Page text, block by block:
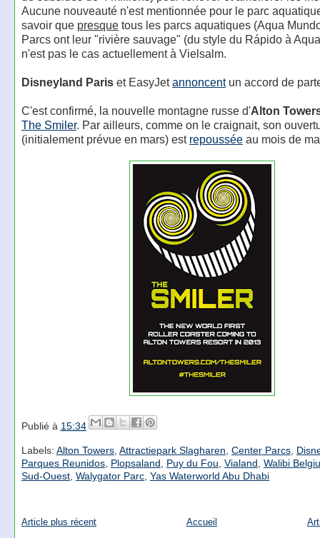
Aucune nouveauté n'est mentionnée pour le parc
savoir que presquetous les parcs aquatiques (Aqua
Parcs ont leur "rivière sauvage" (du style du Rápido à
n'est pas le cas actuellement à Vielsalm.
Disneyland Pariset EasyJetannoncentun accord de
C'est confirmé, la nouvelle montagne russe d'Alton
The Smiler. Par ailleurs, comme on le craignait, son
(initialement prévue en mars) est repousséeau mois de
Publié à 15:34
Labels: Alton Towers, Attractiepark Slagharen, Center Parcs,
Parques Reunidos, Plopsaland, Puy du Fou, Vialand, Walibi
Sud-Ouest, Walygator Parc, Yas Waterworld Abu Dhabi
Article plus récent Accueil